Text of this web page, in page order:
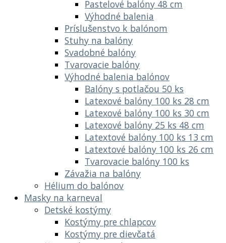
Pastelové balóny 48 cm
Výhodné balenia
Príslušenstvo k balónom
Stuhy na balóny
Svadobné balóny
Tvarovacie balóny
Výhodné balenia balónov
Balóny s potlačou 50 ks
Latexové balóny 100 ks 28 cm
Latexové balóny 100 ks 30 cm
Latexové balóny 25 ks 48 cm
Latextové balóny 100 ks 13 cm
Latextové balóny 100 ks 26 cm
Tvarovacie balóny 100 ks
Závažia na balóny
Hélium do balónov
Masky na karneval
Detské kostýmy
Kostýmy pre chlapcov
Kostýmy pre dievčatá